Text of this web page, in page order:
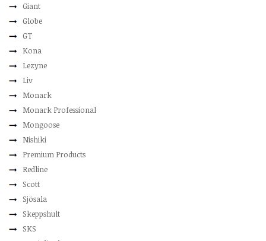
Giant
Globe
GT
Kona
Lezyne
Liv
Monark
Monark Professional
Mongoose
Nishiki
Premium Products
Redline
Scott
Sjösala
Skeppshult
SKS